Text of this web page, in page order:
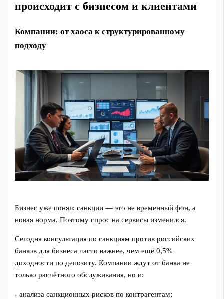
происходит с бизнесом и клиентами
Компании: от хаоса к структурированному
подходу
Бизнес уже понял: санкции — это не временный фон, а
новая норма. Поэтому спрос на сервисы изменился.
Сегодня консультация по санкциям против российских
банков для бизнеса часто важнее, чем ещё 0,5%
доходности по депозиту. Компании ждут от банка не
только расчётного обслуживания, но и:
- анализа санкционных рисков по контрагентам;